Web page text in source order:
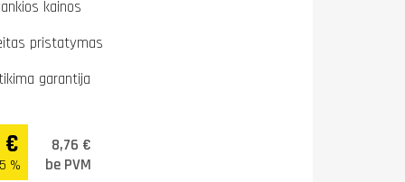
kainos
pristatymas
garantija
€
%
8,76 €
be PVM